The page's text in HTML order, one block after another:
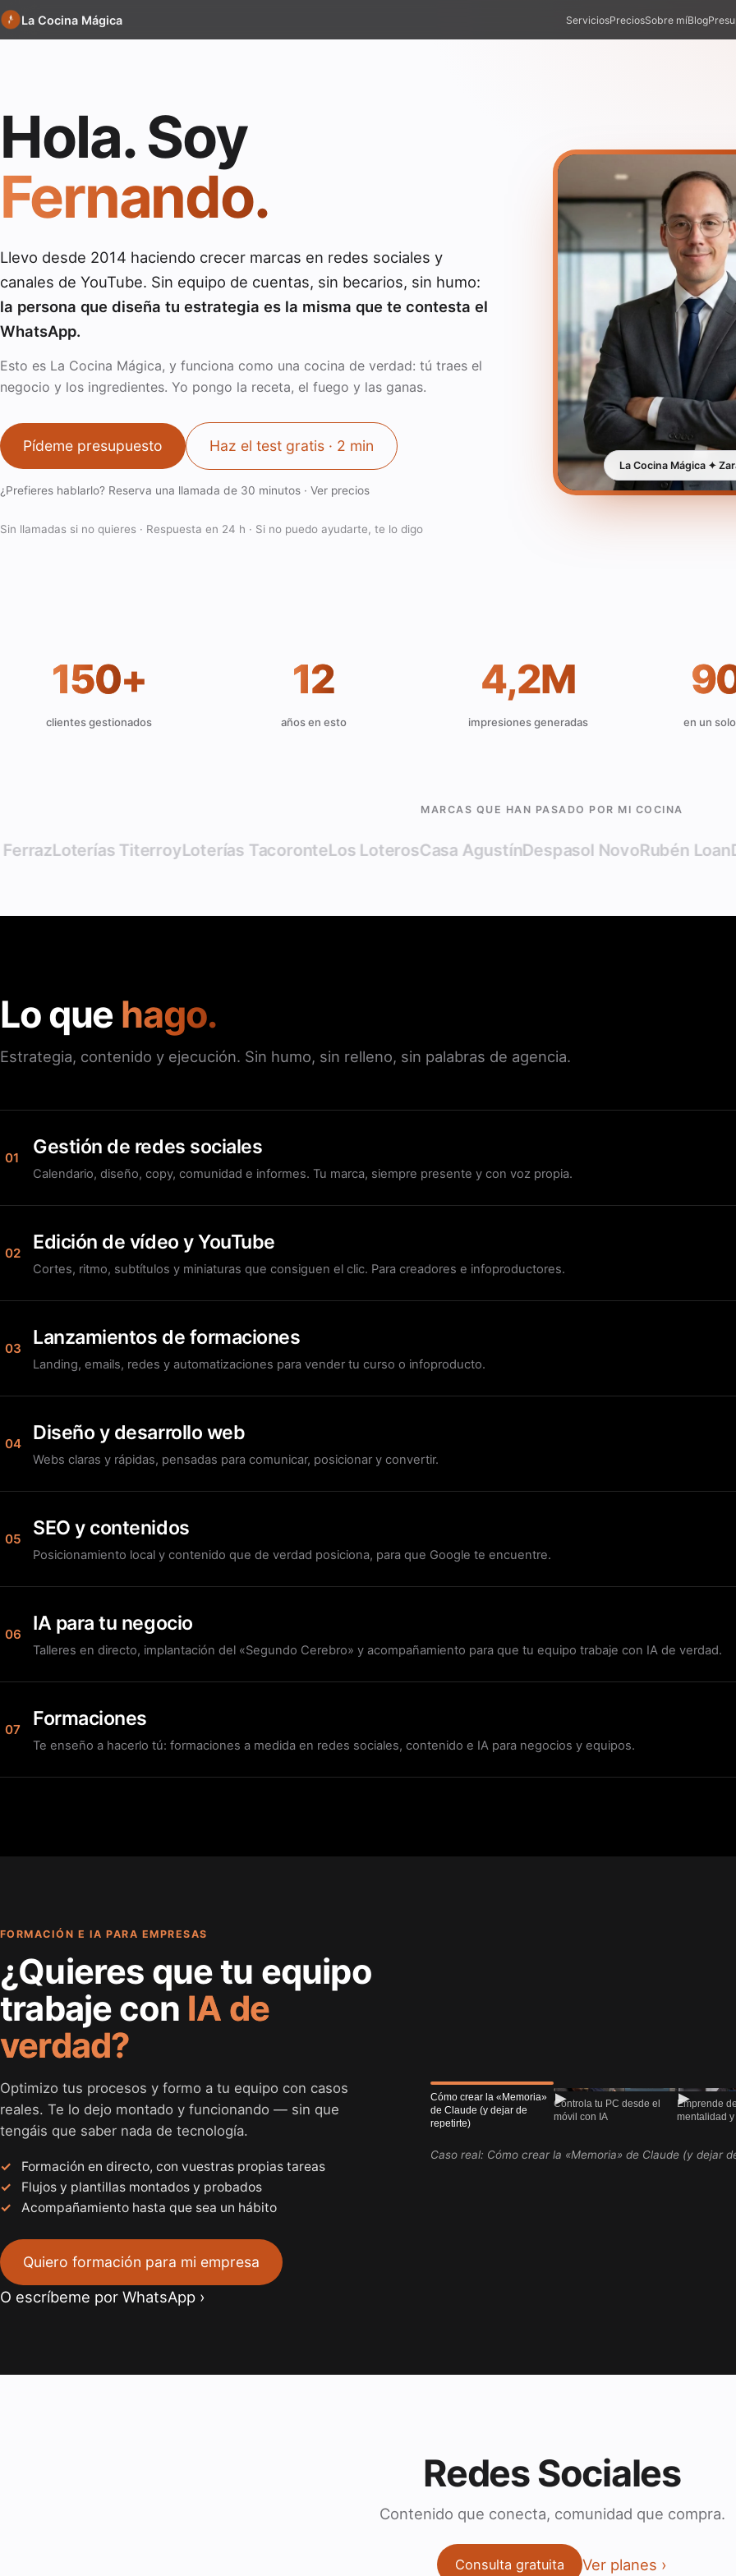
La Cocina Mágica ServiciosPreciosSobre míBlog
Hola. Soy
Fernando.
Llevo desde 2014 haciendo crecer marcas en redes sociales y
canales de YouTube. Sin equipo de cuentas, sin becarios, sin humo:
la persona que diseña tu estrategia es la misma que te contesta el
WhatsApp.
Esto es La Cocina Mágica, y funciona como una cocina de verdad: tú traes el
negocio y los ingredientes. Yo pongo la receta, el fuego y las ganas.
Pídeme presupuesto Haz el test gratis · 2 min
¿Prefieres hablarlo? Reserva una llamada de 30 minutos · Ver precios
Sin llamadas si no quieres · Respuesta en 24 h · Si no puedo ayudarte, te lo digo
La Cocina Mágica ✦
150+
clientes gestionados
12
años en esto
4,2M
impresiones generadas en un
MARCAS QUE HAN PASADO POR MI COCINA
Loterías TiterroyLoterías TacoronteLos LoterosCasa AgustínDespasol Novo Rubén Loan
Lo que hago.
Estrategia, contenido y ejecución. Sin humo, sin relleno, sin palabras de agencia.
01 Gestión de redes sociales
Calendario, diseño, copy, comunidad e informes. Tu marca, siempre presente y con voz propia.
02 Edición de vídeo y YouTube
Cortes, ritmo, subtítulos y miniaturas que consiguen el clic. Para creadores e infoproductores.
03 Lanzamientos de formaciones
Landing, emails, redes y automatizaciones para vender tu curso o infoproducto.
04 Diseño y desarrollo web
Webs claras y rápidas, pensadas para comunicar, posicionar y convertir.
05 SEO y contenidos
Posicionamiento local y contenido que de verdad posiciona, para que Google te encuentre.
06 IA para tu negocio
Talleres en directo, implantación del «Segundo Cerebro» y acompañamiento para que tu equipo trabaje con IA de verdad.
07 Formaciones
Te enseño a hacerlo tú: formaciones a medida en redes sociales, contenido e IA para negocios y equipos.
FORMACIÓN E IA PARA EMPRESAS
¿Quieres que tu equipo
trabaje con IA de
verdad?
Optimizo tus procesos y formo a tu equipo con casos
reales. Te lo dejo montado y funcionando — sin que
tengáis que saber nada de tecnología.
Formación en directo, con vuestras propias tareas
Flujos y plantillas montados y probados
Acompañamiento hasta que sea un hábito
Quiero formación para mi empresa
O escríbeme por WhatsApp
Cómo crear la «Memoria»
de Claude (y dejar de
repetirte)
▶
Controla tu PC desde el
móvil con IA
▶
Emprende
mentalidad
Caso real: Cómo crear la «Memoria» de Claude (y dejar
Redes Sociales
Contenido que conecta, comunidad que compra.
Consulta gratuita Ver planes